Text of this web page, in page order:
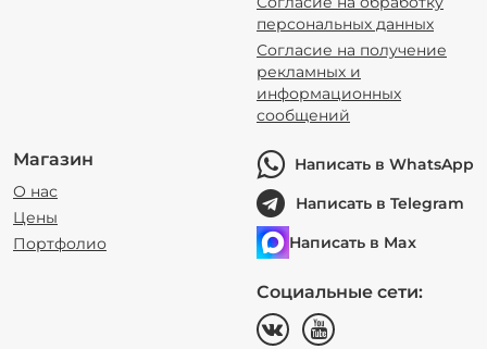
персональных данных
Согласие на получение
рекламных и
информационных
сообщений
Магазин
О нас
Цены
Портфолио
Написать в WhatsApp
Написать в Telegram
Написать в Max
Социальные сети: